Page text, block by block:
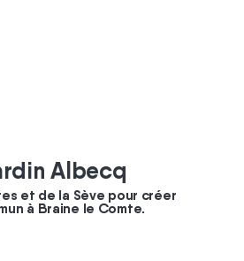
Albecq
et de la Sève pour créer
à Braine le Comte.